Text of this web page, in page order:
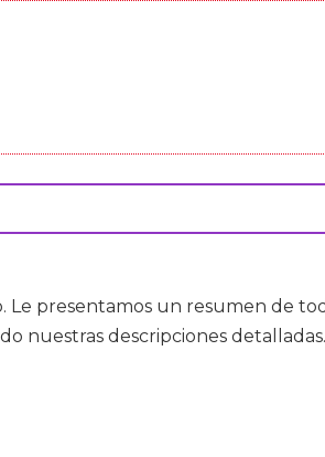
presentamos un resumen de
nuestras descripciones